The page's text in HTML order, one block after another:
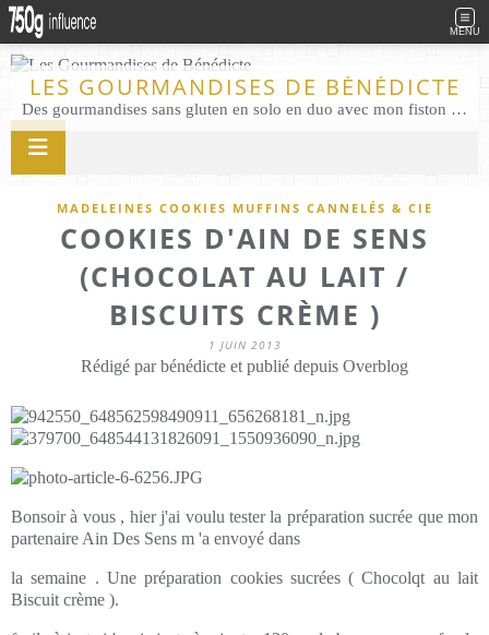
MENU
LES GOURMANDISES DE BÉNÉDICTE
Des gourmandises sans gluten en solo en duo avec mon fiston . Salé comme Sucré sans gluten éco responsable Les Gourmandises de Bénédicte gâteau produits locaux
MADELEINES COOKIES MUFFINS CANNELÉS & CIE
COOKIES D'AIN DE SENS
(CHOCOLAT AU LAIT /
BISCUITS CRÈME )
1 JUIN 2013
Rédigé par bénédicte et publié depuis Overblog
Bonsoir à vous , hier j'ai voulu tester la préparation sucrée que mon
partenaire Ain Des Sens m 'a envoyé dans
la semaine . Une préparation cookies sucrées ( Chocolqt au lait
Biscuit crème ).